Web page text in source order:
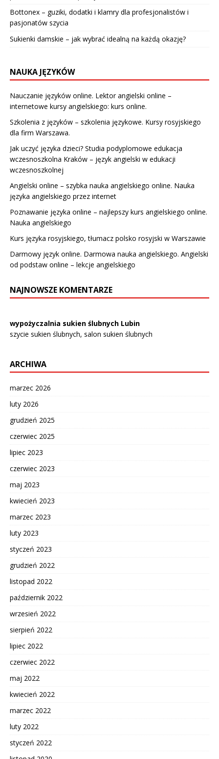
Bottonex – guziki, dodatki i klamry dla profesjonalistów i
pasjonatów szycia
Sukienki damskie – jak wybrać idealną na każdą okazję?
NAUKA JĘZYKÓW
Nauczanie języków online. Lektor angielski online –
internetowe kursy angielskiego: kurs online.
Szkolenia z języków – szkolenia językowe. Kursy rosyjskiego
dla firm Warszawa.
Jak uczyć języka dzieci? Studia podyplomowe edukacja
wczesnoszkolna Kraków – język angielski w edukacji
wczesnoszkolnej
Angielski online – szybka nauka angielskiego online. Nauka
języka angielskiego przez internet
Poznawanie języka online – najlepszy kurs angielskiego online.
Nauka angielskiego
Kurs języka rosyjskiego, tłumacz polsko rosyjski w Warszawie
Darmowy język online. Darmowa nauka angielskiego. Angielski
od podstaw online – lekcje angielskiego
NAJNOWSZE KOMENTARZE
wypożyczalnia sukien ślubnych Lubin
szycie sukien ślubnych, salon sukien ślubnych
ARCHIWA
marzec 2026
luty 2026
grudzień 2025
czerwiec 2025
lipiec 2023
czerwiec 2023
maj 2023
kwiecień 2023
marzec 2023
luty 2023
styczeń 2023
grudzień 2022
listopad 2022
październik 2022
wrzesień 2022
sierpień 2022
lipiec 2022
czerwiec 2022
maj 2022
kwiecień 2022
marzec 2022
luty 2022
styczeń 2022